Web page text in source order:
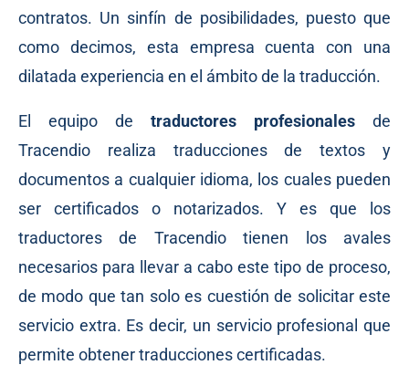
contratos. Un sinfín de posibilidades, puesto que
como decimos, esta empresa cuenta con una
dilatada experiencia en el ámbito de la traducción.
El equipo de traductores profesionales de
Tracendio realiza traducciones de textos y
documentos a cualquier idioma, los cuales pueden
ser certificados o notarizados. Y es que los
traductores de Tracendio tienen los avales
necesarios para llevar a cabo este tipo de proceso,
de modo que tan solo es cuestión de solicitar este
servicio extra. Es decir, un servicio profesional que
permite obtener traducciones certificadas.